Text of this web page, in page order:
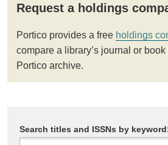
Request a holdings
Portico provides a free holdings
compare a library’s journal or
Portico archive.
Search titles and ISSNs by